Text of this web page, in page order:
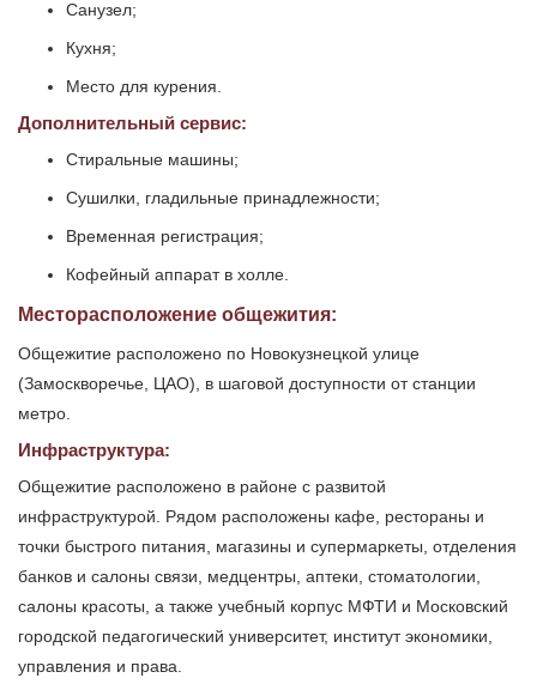
Санузел;
Кухня;
Место для курения.
Дополнительный сервис:
Стиральные машины;
Сушилки, гладильные принадлежности;
Временная регистрация;
Кофейный аппарат в холле.
Месторасположение общежития:
Общежитие расположено по Новокузнецкой улице
(Замоскворечье, ЦАО), в шаговой доступности от станции
метро.
Инфраструктура:
Общежитие расположено в районе с развитой
инфраструктурой. Рядом расположены кафе, рестораны и
точки быстрого питания, магазины и супермаркеты, отделения
банков и салоны связи, медцентры, аптеки, стоматологии,
салоны красоты, а также учебный корпус МФТИ и Московский
городской педагогический университет, институт экономики,
управления и права.